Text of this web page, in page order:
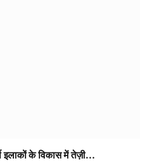
इलाकों के विकास में तेज़ी…